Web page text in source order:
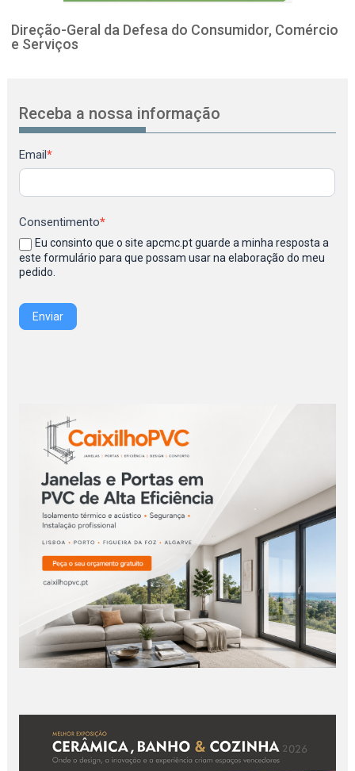
Direção-Geral da Defesa do Consumidor, Comércio
e Serviços
Receba a nossa informação
Newsletter
Email*
Consentimento*
Eu consinto que o site apcmc.pt guarde a minha resposta a
este formulário para que possam usar na elaboração do meu
pedido.
Enviar